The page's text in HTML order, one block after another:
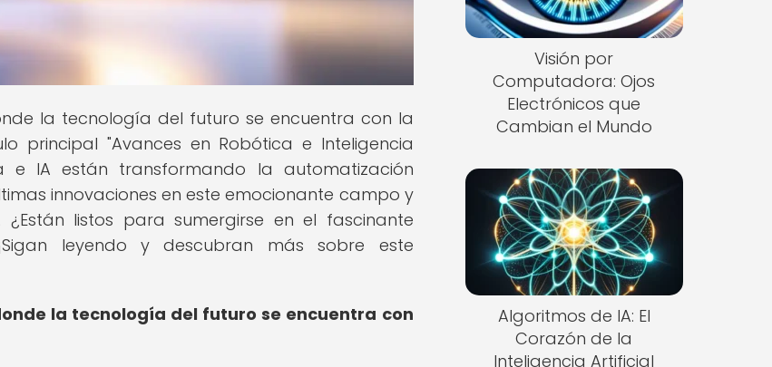
la tecnología del futuro se encuentra con la
principal "Avances en Robótica e Inteligencia
e IA están transformando la automatización
innovaciones en este emocionante campo y
listos para sumergirse en el fascinante
leyendo y descubran más sobre este
la tecnología del futuro se encuentra con
Visión por
Computadora: Ojos
Electrónicos que
Cambian el Mundo
Algoritmos de IA: El
Corazón de la
Inteligencia Artificial